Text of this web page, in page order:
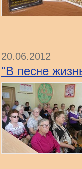
20.06.2012
"В песне